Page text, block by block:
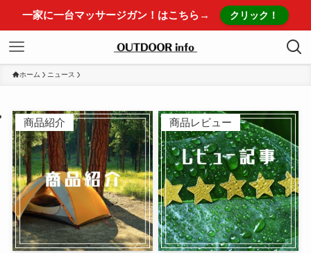
一家に一台マッサージガン！はこちら→ クリック！
ホーム ニュース
商品紹介 商品レビュー